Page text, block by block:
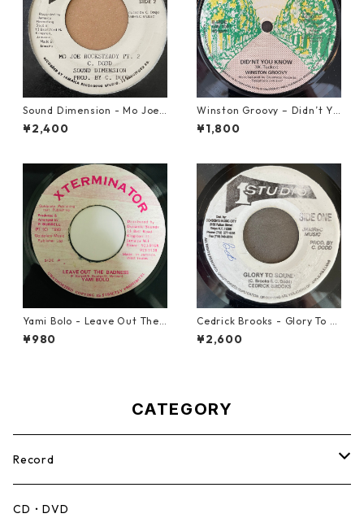
Sound Dimension - Mo Joe
Rock Steady【7-21087】
¥2,400
Winston Groovy – Didn’t Yo
u Know【7-21811】
¥1,800
Yami Bolo - Leave Out The
Badness 【7-10916】
¥980
Cedrick Brooks - Glory To S
ounds【7-21786】
¥2,600
CATEGORY
Record
Mento,Calypso,Ballad
CD・DVD